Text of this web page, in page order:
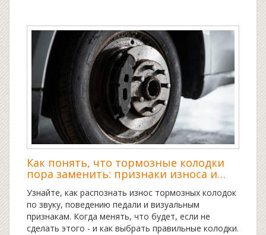
Как понять, что тормозные колодки
пора заменить: признаки износа и
когда действовать
Узнайте, как распознать износ тормозных колодок
по звуку, поведению педали и визуальным
признакам. Когда менять, что будет, если не
сделать этого - и как выбрать правильные колодки.